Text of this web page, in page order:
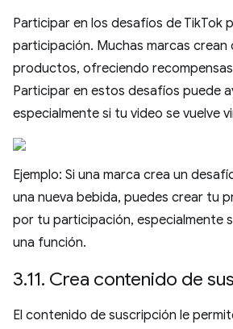
Participar en los desafíos de TikTok
participación. Muchas marcas
productos, ofreciendo
Participar en estos desafíos puede
especialmente si tu video se vuelve
Ejemplo: Si una marca crea un
una nueva bebida, puedes crear tu
por tu participación, especialmente
una función.
3.11. Crea contenido de
El contenido de suscripción le